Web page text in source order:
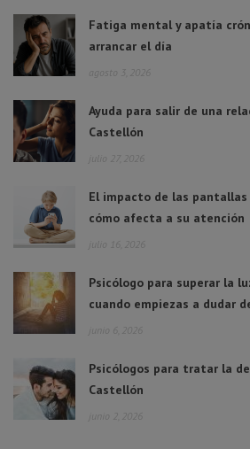
Fatiga mental y apatía
arrancar el día
agosto 3, 2026
Ayuda para salir de una
Castellón
julio 27, 2026
El impacto de las
cómo afecta a su atención
julio 16, 2026
Psicólogo para superar la
cuando empiezas a dudar
junio 6, 2026
Psicólogos para tratar la
Castellón
junio 2, 2026